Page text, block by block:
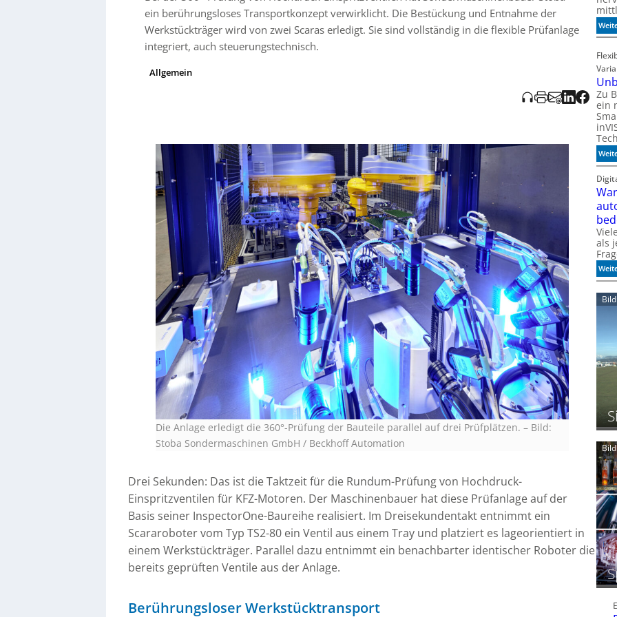
ein berührungsloses Transportkonzept verwirklicht. Die Bestückung und Entnahme der
Werkstückträger wird von zwei Scaras erledigt. Sie sind vollständig in die flexible Prüfanlage
integriert, auch steuerungstechnisch.
Allgemein
Die Anlage erledigt die 360°-Prüfung der Bauteile parallel auf drei Prüfplätzen. – Bild:
Stoba Sondermaschinen GmbH / Beckhoff Automation
Drei Sekunden: Das ist die Taktzeit für die Rundum-Prüfung von Hochdruck-
Einspritzventilen für KFZ-Motoren. Der Maschinenbauer hat diese Prüfanlage auf der
Basis seiner InspectorOne-Baureihe realisiert. Im Dreisekundentakt entnimmt ein
Scararoboter vom Typ TS2-80 ein Ventil aus einem Tray und platziert es lageorientiert in
einem Werkstückträger. Parallel dazu entnimmt ein benachbarter identischer Roboter die
bereits geprüften Ventile aus der Anlage.
Berührungsloser Werkstücktransport
Zu
ein
als